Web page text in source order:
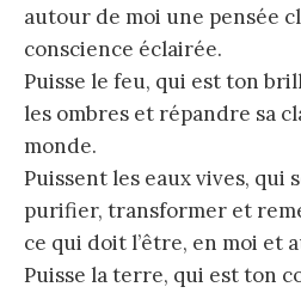
autour de moi une pensée
conscience éclairée.
Puisse le feu, qui est ton
les ombres et répandre sa
monde.
Puissent les eaux vives, qui
purifier, transformer et
ce qui doit l’être, en moi et
Puisse la terre, qui est ton